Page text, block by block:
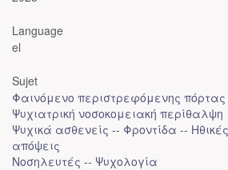
Language
el
Sujet
Φαινόμενο περιστρεφόμενης πόρτας
Ψυχιατρική νοσοκομειακή περίθαλψη
Ψυχικά ασθενείς -- Φροντίδα --
απόψεις
Νοσηλευτές -- Ψυχολογία